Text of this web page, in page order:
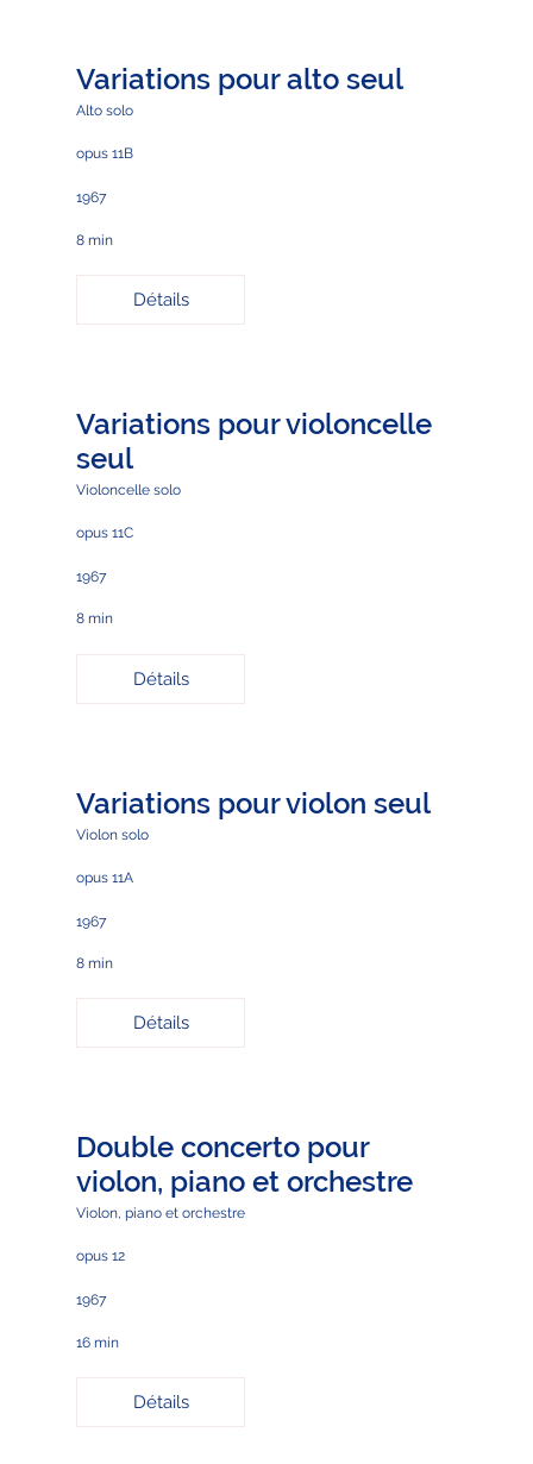
Variations pour alto seul
Alto solo
opus 11B
1967
8 min
Détails
Variations pour violoncelle
seul
Violoncelle solo
opus 11C
1967
8 min
Détails
Variations pour violon seul
Violon solo
opus 11A
1967
8 min
Détails
Double concerto pour
violon, piano et orchestre
Violon, piano et orchestre
opus 12
1967
16 min
Détails